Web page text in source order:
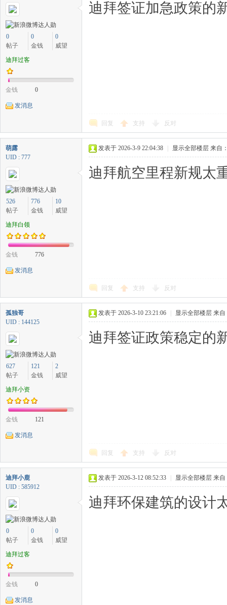
0
帖子
0
金钱
0
威望
迪拜过客
金钱 0
发消息
迪拜签证加急政策的
回复 支持 反对
萌露
UID : 777
526
帖子
776
金钱
10
威望
迪拜白领
金钱 776
发消息
发表于 2026-3-9 22:04:38 显示全部楼层 来自
迪拜航空里程新规太
回复 支持 反对
孤独哥
UID : 144125
627
帖子
121
金钱
2
威望
迪拜小资
金钱 121
发消息
发表于 2026-3-10 23:21:06 显示全部楼层 来自
迪拜签证政策稳定的
回复 支持 反对
迪拜小鹿
UID : 585912
0
帖子
0
金钱
0
威望
迪拜过客
金钱 0
发消息
发表于 2026-3-12 08:52:33 显示全部楼层 来自
迪拜环保建筑的设计